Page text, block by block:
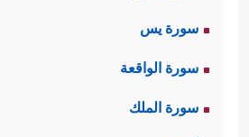
سورة يس
سورة الواقعة
سورة الملك